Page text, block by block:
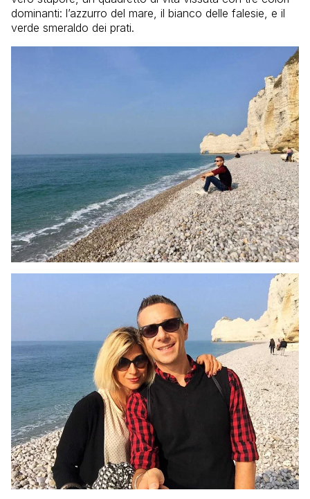
dominanti: l’azzurro del mare, il bianco delle falesie, e il
verde smeraldo dei prati.